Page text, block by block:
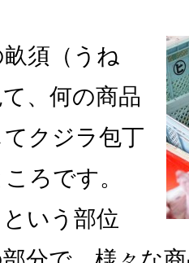
須（うね
、何の商品
クジラ包丁
ろです。
いう部位